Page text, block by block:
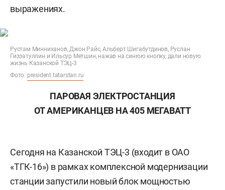
выражениях.
Рустам Минниханов, Джон Райс, Альберт Шигабутдинов, Руслан
Гиззатуллин и Ильсур Метшин, нажав на синюю кнопку, дали новую
жизнь Казанской ТЭЦ-3
Фото: president.tatarstan.ru
ПАРОВАЯ ЭЛЕКТРОСТАНЦИЯ
ОТ АМЕРИКАНЦЕВ НА 405 МЕГАВАТТ
Сегодня на Казанской ТЭЦ-3 (входит в ОАО
«ТГК-16») в рамках комплексной модернизации
станции запустили новый блок мощностью